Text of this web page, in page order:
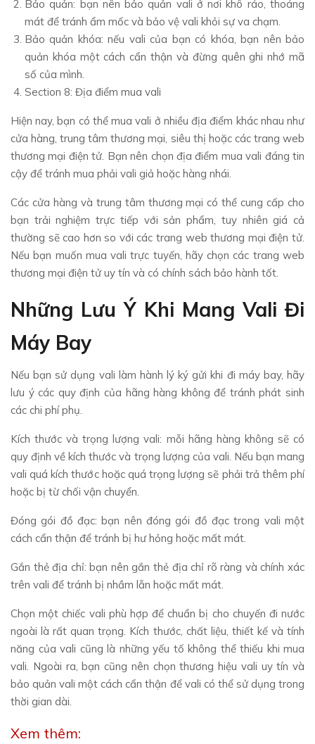
Bảo quản: bạn nên bảo quản vali ở nơi khô ráo, thoáng
mát để tránh ẩm mốc và bảo vệ vali khỏi sự va chạm.
Bảo quản khóa: nếu vali của bạn có khóa, bạn nên bảo
quản khóa một cách cẩn thận và đừng quên ghi nhớ mã
số của mình.
Section 8: Địa điểm mua vali
Hiện nay, bạn có thể mua vali ở nhiều địa điểm khác nhau như
cửa hàng, trung tâm thương mại, siêu thị hoặc các trang web
thương mại điện tử. Bạn nên chọn địa điểm mua vali đáng tin
cậy để tránh mua phải vali giả hoặc hàng nhái.
Các cửa hàng và trung tâm thương mại có thể cung cấp cho
bạn trải nghiệm trực tiếp với sản phẩm, tuy nhiên giá cả
thường sẽ cao hơn so với các trang web thương mại điện tử.
Nếu bạn muốn mua vali trực tuyến, hãy chọn các trang web
thương mại điện tử uy tín và có chính sách bảo hành tốt.
Những Lưu Ý Khi Mang Vali Đi
Máy Bay
Nếu bạn sử dụng vali làm hành lý ký gửi khi đi máy bay, hãy
lưu ý các quy định của hãng hàng không để tránh phát sinh
các chi phí phụ.
Kích thước và trọng lượng vali: mỗi hãng hàng không sẽ có
quy định về kích thước và trọng lượng của vali. Nếu bạn mang
vali quá kích thước hoặc quá trọng lượng sẽ phải trả thêm phí
hoặc bị từ chối vận chuyển.
Đóng gói đồ đạc: bạn nên đóng gói đồ đạc trong vali một
cách cẩn thận để tránh bị hư hỏng hoặc mất mát.
Gắn thẻ địa chỉ: bạn nên gắn thẻ địa chỉ rõ ràng và chính xác
trên vali để tránh bị nhầm lẫn hoặc mất mát.
Chọn một chiếc vali phù hợp để chuẩn bị cho chuyến đi nước
ngoài là rất quan trọng. Kích thước, chất liệu, thiết kế và tính
năng của vali cũng là những yếu tố không thể thiếu khi mua
vali. Ngoài ra, bạn cũng nên chọn thương hiệu vali uy tín và
bảo quản vali một cách cẩn thận để vali có thể sử dụng trong
thời gian dài.
Xem thêm: